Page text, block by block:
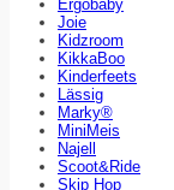
Ergobaby
Joie
Kidzroom
KikkaBoo
Kinderfeets
Lässig
Marky®
MiniMeis
Najell
Scoot&Ride
Skip Hop